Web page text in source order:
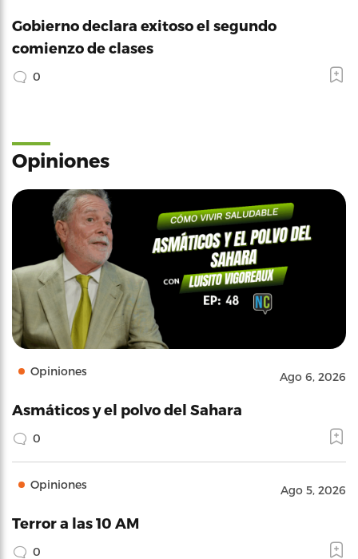
Gobierno declara exitoso el segundo
comienzo de clases
0
Opiniones
Opiniones Ago 6, 2026
Asmáticos y el polvo del Sahara
0
Opiniones Ago 5, 2026
Terror a las 10 AM
0